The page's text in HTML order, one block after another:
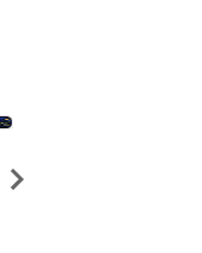
Simone Lacerda